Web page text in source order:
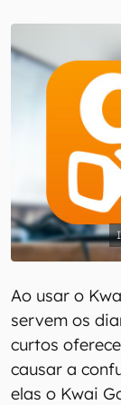
Ao usar o
servem os
curtos
causar a
elas o Kwai